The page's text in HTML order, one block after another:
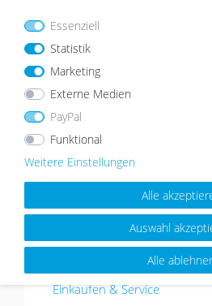
Über
PHOTOLINI ist ein
Wandgestaltung aus Kiel. Bei
Bilderrahmen,Bilderrahmen-
Bilder und ein Zuhause mit
Mehr über Photolini »
Einkaufen & Service
Essenziell
Statistik
Marketing
Externe Medien
PayPal
Funktional
Weitere Einstellungen
Alle
Auswahl
Alle